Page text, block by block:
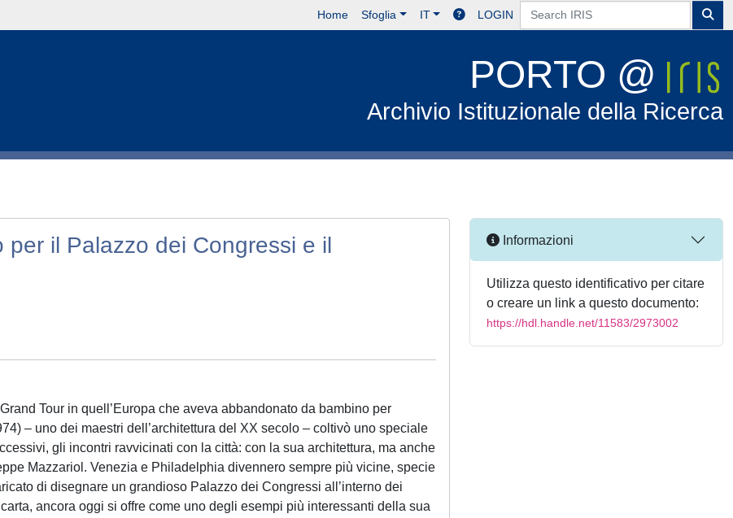
Home Sfoglia IT LOGIN
PORTO @
Archivio Istituzionale della Ricerca
il Palazzo dei Congressi e il
Tour in quell’Europa che aveva abbandonato da bambino per
– uno dei maestri dell’architettura del XX secolo – coltivò uno speciale
gli incontri ravvicinati con la città: con la sua architettura, ma anche
Mazzariol. Venezia e Philadelphia divennero sempre più vicine, specie
di disegnare un grandioso Palazzo dei Congressi all’interno dei
ancora oggi si offre come uno degli esempi più interessanti della sua
Informazioni
Utilizza questo identificativo per citare
o creare un link a questo documento:
https://hdl.handle.net/11583/2973002